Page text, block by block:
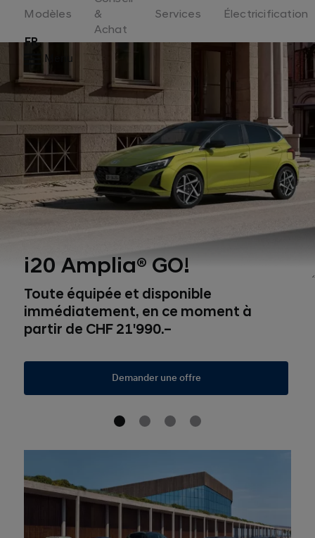
Switzerland
Modèles
&
Achat
Services Électricification
FR
Menu
i20 Amplia® GO!
Toute équipée et disponible
immédiatement, en ce moment à
partir de CHF 21'990.–
Demander une offre